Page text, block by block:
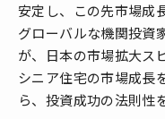
安定し、この先市場成
グローバルな機関投資
が、日本の市場拡大ス
シニア住宅の市場成長
ら、投資成功の法則性